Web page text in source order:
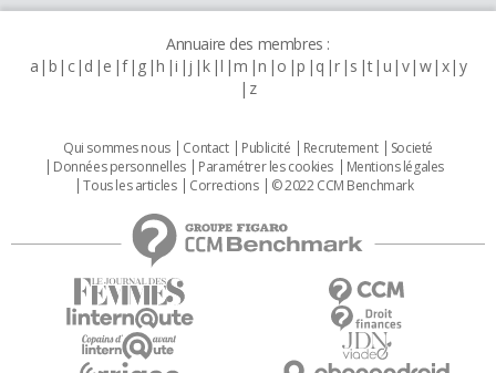
Annuaire des membres :
a b c d e f g h i j k l m n o p q r s t u v w x y
z
Qui sommes nous Contact Publicité Recrutement
Societé
Données personnelles
Paramétrer les cookies
Mentions légales
Tous les articles
Corrections © 2022 CCM Benchmark